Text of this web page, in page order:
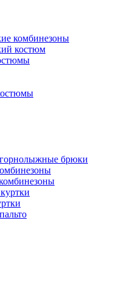
комбинезоны
костюм
брюки